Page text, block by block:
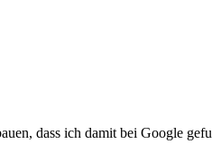
dass ich damit bei Google